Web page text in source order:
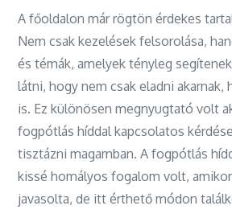
A főoldalon már rögtön érdekes
Nem csak kezelések felsorolása,
és témák, amelyek tényleg
látni, hogy nem csak eladni akarnak,
is. Ez különösen megnyugtató volt
fogpótlás híddal kapcsolatos
tisztázni magamban. A fogpótlás
kissé homályos fogalom volt,
javasolta, de itt érthető módon